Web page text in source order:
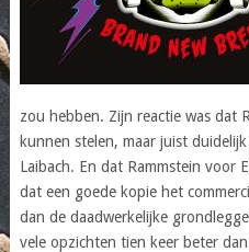
zou hebben. Zijn reactie was dat
kunnen stelen, maar juist
Laibach. En dat Rammstein voor
dat een goede kopie het
dan de daadwerkelijke
vele opzichten tien keer beter